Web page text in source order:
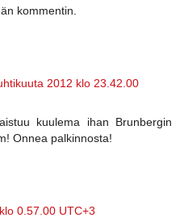
kommentin.
2012 klo 23.42.00
kuulema ihan Brunbergin
Onnea palkinnosta!
0.57.00 UTC+3